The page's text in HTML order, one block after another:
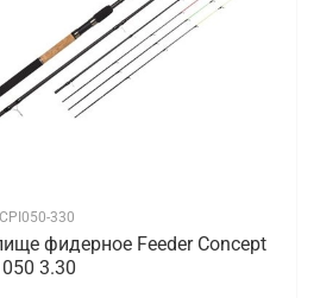
330
фидерное Feeder Concept
3.30